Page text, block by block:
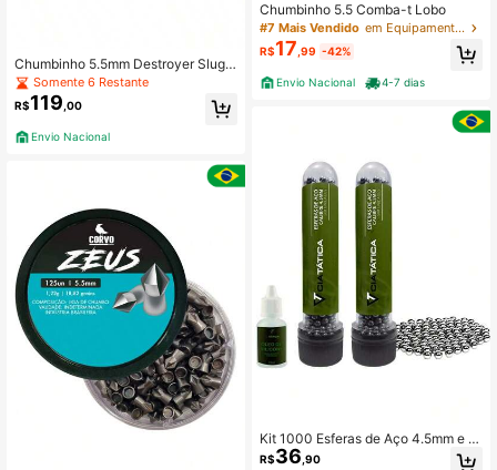
Chumbinho 5.5mm Destroyer Slug 5
0un 1.42g 22 grains Munição PCP P
ontiagudo
Somente 6 Restante
R$119 ,00
Envio Nacional
Chumbinho 5.5 Comba-t Lobo
#7 Mais Vendido em Equipamentos e acessórios de caça
R$17,99 -42%
Envio Nacional 4-7 dias
Kit 1000 Esferas de Aço 4.5mm e Ól
eo de Silicone
R$36,90